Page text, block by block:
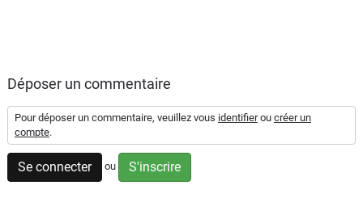
Déposer un commentaire
Pour déposer un commentaire, veuillez vous identifierou créer un
compte.
Se connecter ou S'inscrire